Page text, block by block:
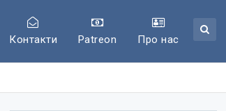
Контакти Patreon Про нас